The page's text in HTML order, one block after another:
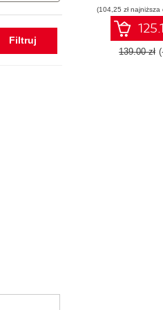
Stable
(104,25 zł
139.00 zł